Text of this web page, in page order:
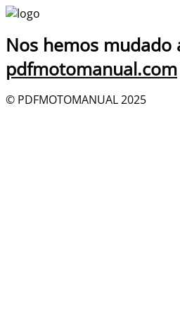
Nos hemos mudado
pdfmotomanual.com
© PDFMOTOMANUAL 2025